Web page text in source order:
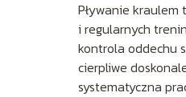
Pływanie
i regularnych
kontrola oddechu
cierpliwe
systematyczna